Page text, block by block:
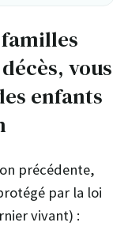
familles
vous
enfants
précédente,
par la loi
vivant) :